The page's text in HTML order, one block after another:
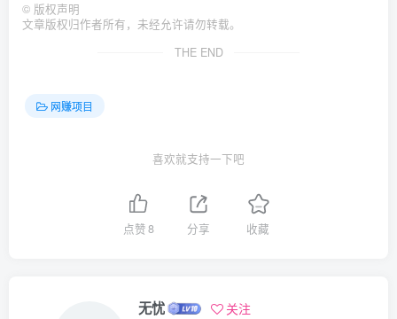
© 版权声明
文章版权归作者所有，未经允许请勿转载。
THE END
网赚项目
喜欢就支持一下吧
点赞8 分享 收藏
无忧 关注